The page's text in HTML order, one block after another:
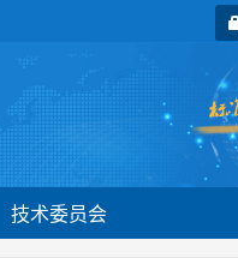
技术委员会